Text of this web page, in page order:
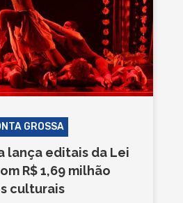
GROSSA
lança editais da Lei
R$ 1,69 milhão
culturais